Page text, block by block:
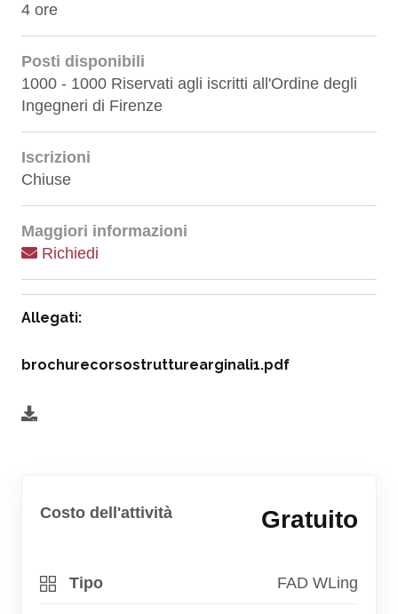
4 ore
Posti disponibili
1000 - 1000 Riservati agli iscritti all'Ordine degli
Ingegneri di Firenze
Iscrizioni
Chiuse
Maggiori informazioni
Richiedi
Allegati:
brochurecorsostrutturearginali1.pdf
Costo dell'attività Gratuito
Tipo FAD WLing